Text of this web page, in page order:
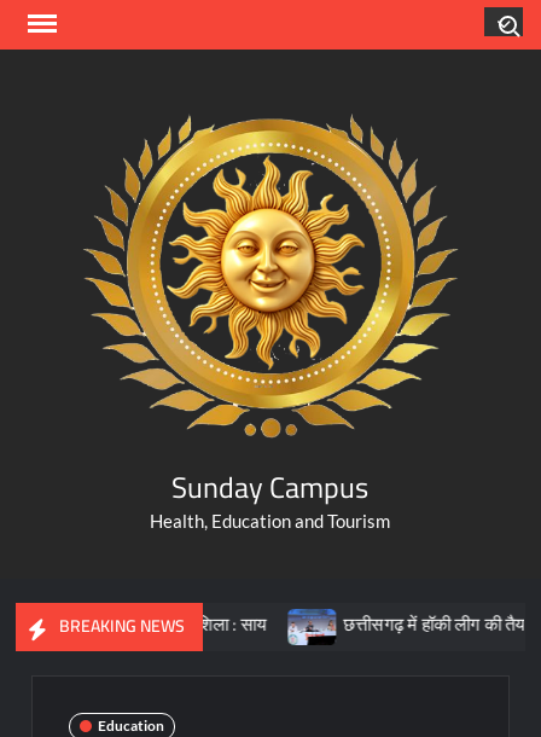
Skip
Sunday Campus
Health, Education and Tourism
BREAKING NEWS
की आधारशिला : साय छत्तीसगढ़ में हॉकी लीग की तैयारी, क्रीड़ा
Education